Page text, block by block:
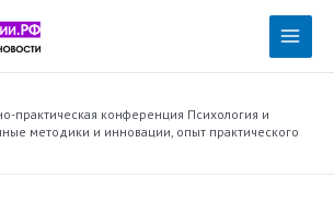
Main
практическая конференция Психология и
методики и инновации, опыт практического